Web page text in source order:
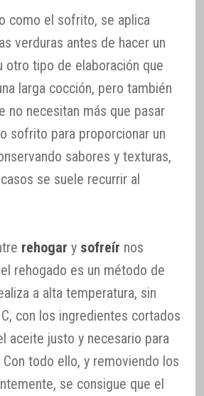
como el sofrito, se aplica
verduras antes de hacer un
otro tipo de elaboración que
larga cocción, pero también
no necesitan más que pasar
sofrito para proporcionar un
sabores y texturas,
se suele recurrir al
rehogar y sofreír nos
rehogado es un método de
a alta temperatura, sin
con los ingredientes cortados
aceite justo y necesario para
todo ello, y removiendo los
se consigue que el